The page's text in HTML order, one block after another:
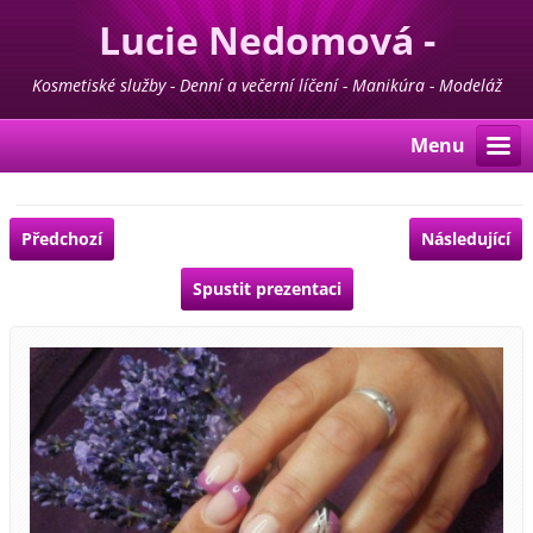
Lucie Nedomová -
Kosmetika - Manikúra -
Pedikúra
Kosmetiské služby - Denní a večerní líčení - Manikúra - Modeláž
nehtů - Pedikúra - Depilace - Prodej kosmetiky For Life & Madaga
Menu
Předchozí Následující
Spustit prezentaci